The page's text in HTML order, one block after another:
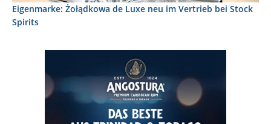
Eigenmarke: Żołądkowa de Luxe neu im Vertrieb bei Stock
Spirits